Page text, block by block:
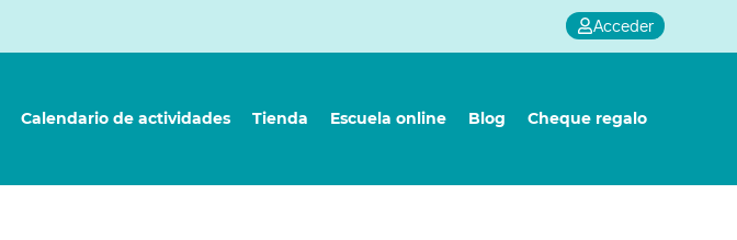
Acceder
Calendario de actividades Tienda Escuela online Blog Cheque regalo